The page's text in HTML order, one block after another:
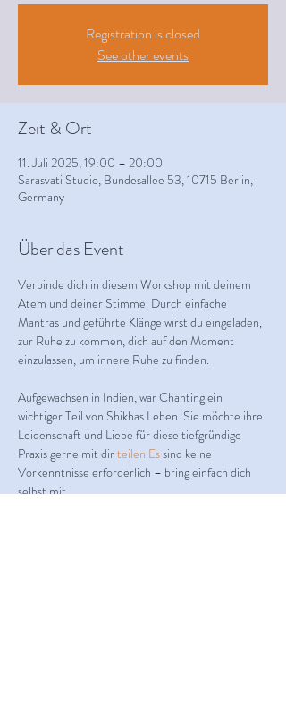
Registration is closed
See other events
Zeit & Ort
11. Juli 2025, 19:00 – 20:00
Sarasvati Studio, Bundesallee 53, 10715 Berlin,
Germany
Über das Event
Verbinde dich in diesem Workshop mit deinem
Atem und deiner Stimme. Durch einfache
Mantras und geführte Klänge wirst du eingeladen,
zur Ruhe zu kommen, dich auf den Moment
einzulassen, um innere Ruhe zu finden.
Aufgewachsen in Indien, war Chanting ein
wichtiger Teil von Shikhas Leben. Sie möchte ihre
Leidenschaft und Liebe für diese tiefgründige
Praxis gerne mit dir teilen.Es sind keine
Vorkenntnisse erforderlich – bring einfach dich
selbst mit.